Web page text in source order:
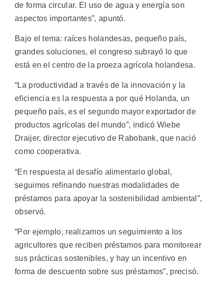
de forma circular. El uso de agua y energía son
aspectos importantes”, apuntó.
Bajo el tema: raíces holandesas, pequeño país,
grandes soluciones, el congreso subrayó lo que
está en el centro de la proeza agrícola holandesa.
“La productividad a través de la innovación y la
eficiencia es la respuesta a por qué Holanda, un
pequeño país, es el segundo mayor exportador de
productos agrícolas del mundo”, indicó Wiebe
Draijer, director ejecutivo de Rabobank, que nació
como cooperativa.
“En respuesta al desafío alimentario global,
seguimos refinando nuestras modalidades de
préstamos para apoyar la sostenibilidad ambiental”,
observó.
“Por ejemplo, realizamos un seguimiento a los
agricultores que reciben préstamos para monitorear
sus prácticas sostenibles, y hay un incentivo en
forma de descuento sobre sus préstamos”, precisó.